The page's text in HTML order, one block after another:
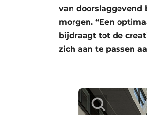
Vacatures
Video’s
van doorslaggevend
morgen. “Een
bijdraagt tot de
zich aan te passen